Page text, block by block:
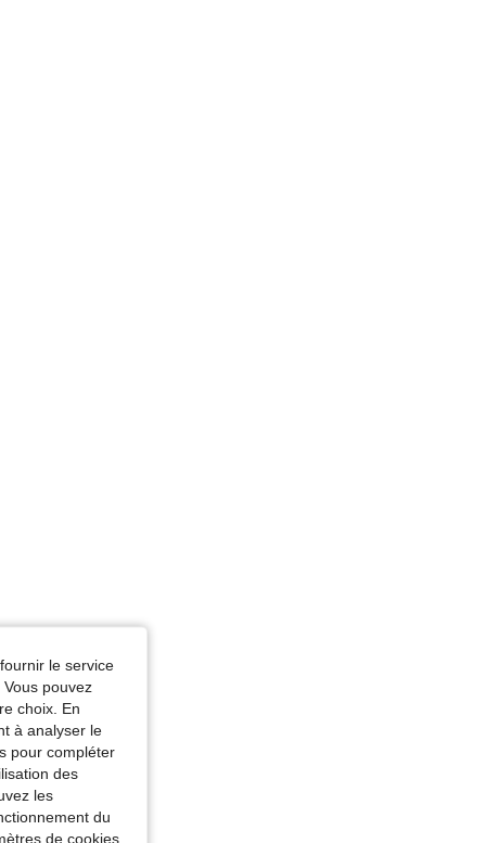
le service
pouvez
choix. En
à analyser le
pour compléter
des
les
du
de cookies